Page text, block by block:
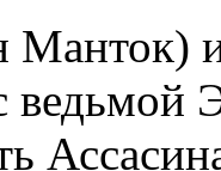
Манток)